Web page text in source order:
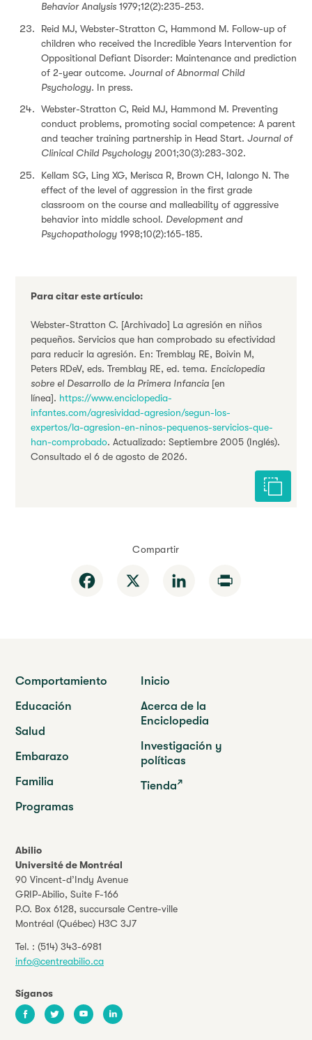
Behavior Analysis 1979;12(2):235-253.
Reid MJ, Webster-Stratton C, Hammond M. Follow-up of
children who received the Incredible Years Intervention for
Oppositional Defiant Disorder: Maintenance and prediction
of 2-year outcome. Journal of Abnormal Child
Psychology. In press.
Webster-Stratton C, Reid MJ, Hammond M. Preventing
conduct problems, promoting social competence: A parent
and teacher training partnership in Head Start. Journal of
Clinical Child Psychology 2001;30(3):283-302.
Kellam SG, Ling XG, Merisca R, Brown CH, Ialongo N. The
effect of the level of aggression in the first grade
classroom on the course and malleability of aggressive
behavior into middle school. Development and
Psychopathology 1998;10(2):165-185.
Para citar este artículo:
Webster-Stratton C. [Archivado] La agresión en niños
pequeños. Servicios que han comprobado su efectividad
para reducir la agresión. En: Tremblay RE, Boivin M,
Peters RDeV, eds. Tremblay RE, ed. tema. Enciclopedia
sobre el Desarrollo de la Primera Infancia [en
línea]. https://www.enciclopedia-
infantes.com/agresividad-agresion/segun-los-
expertos/la-agresion-en-ninos-pequenos-servicios-que-
han-comprobado. Actualizado: Septiembre 2005 (Inglés).
Consultado el 6 de agosto de 2026.
Citar
Compartir
Facebook LinkedIn
Abilio
Université de Montréal
90 Vincent-d’Indy Avenue
GRIP-Abilio, Suite F-166
P.O. Box 6128, succursale Centre-ville
Montréal (Québec) H3C 3J7
Tel. : (514) 343-6981
info@centreabilio.ca
Síganos
FacebookTwitter YoutubeLinkedIn
Comportamiento
Educación
Salud
Embarazo
Familia
Programas
Inicio
Acerca de la
Enciclopedia
Investigación y
políticas
Tienda